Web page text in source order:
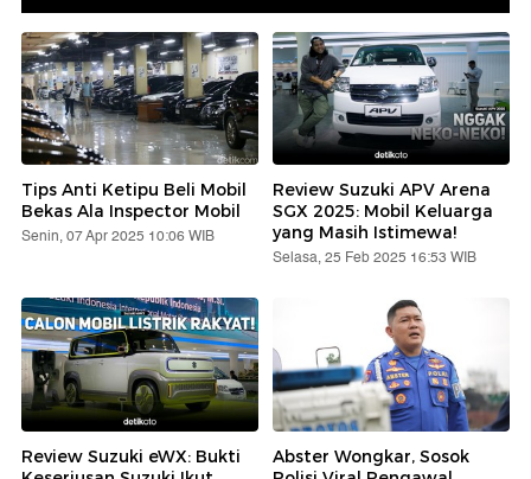
Tips Anti Ketipu Beli Mobil
Bekas Ala Inspector Mobil
Senin, 07 Apr 2025 10:06 WIB
Review Suzuki APV Arena
SGX 2025: Mobil Keluarga
yang Masih Istimewa!
Selasa, 25 Feb 2025 16:53 WIB
Review Suzuki eWX: Bukti
Abster Wongkar, Sosok